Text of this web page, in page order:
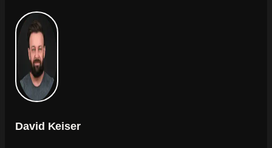
David Keiser